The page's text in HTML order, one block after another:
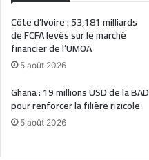
Côte d’Ivoire : 53,181 milliards
de FCFA levés sur le marché
financier de l’UMOA
5 août 2026
Ghana : 19 millions USD de la BAD
pour renforcer la filière rizicole
5 août 2026